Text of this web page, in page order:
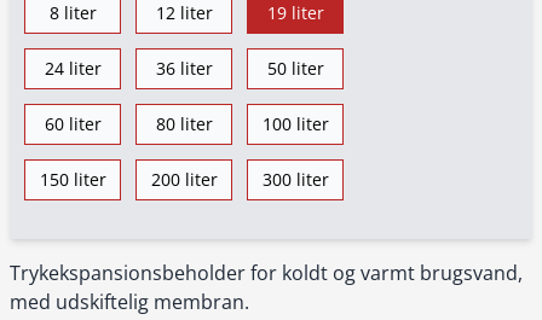
Trykekspansionsbeholder for koldt og varmt brugsvand,
med udskiftelig membran.
8 liter 12 liter 19 liter
24 liter 36 liter 50 liter
60 liter 80 liter 100 liter
150 liter 200 liter 300 liter